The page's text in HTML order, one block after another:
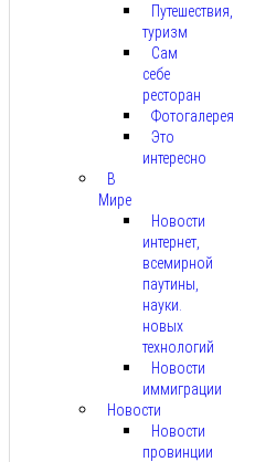
Путешествия,
туризм
Сам
себе
ресторан
Фотогалерея
Это
интересно
В
Мире
Новости
интернет,
всемирной
паутины,
науки.
новых
технологий
Новости
иммиграции
Новости
Новости
провинции